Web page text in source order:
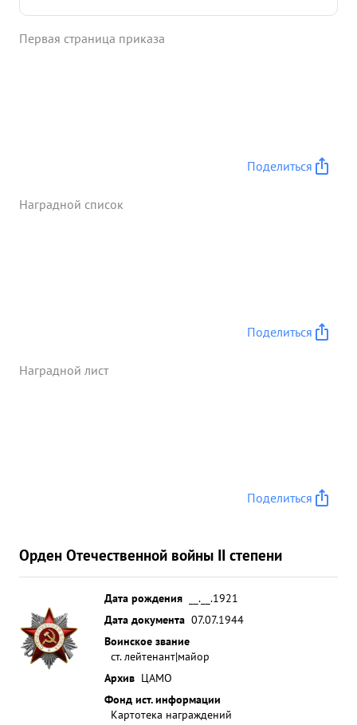
боевое задание. Имеет 10 успешных боевых
с германским нашизмом достоин представления к
Первая страница приказа
Поделиться
Наградной список
Поделиться
Наградной лист
Поделиться
Орден Отечественной войны II степени
Дата рождения
__.__.1921
Дата документа 07.07.1944
Воинское звание
ст. лейтенант|майор
Архив ЦАМО
Фонд ист. информации
Картотека награждений